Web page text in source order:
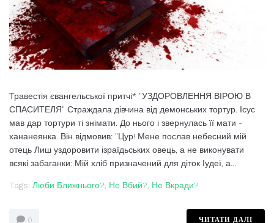
Травестія євангельської притчі* "УЗДОРОВЛЕННЯ ВІРОЮ В
СПАСИТЕЛЯ" Страждала дівчина від демонських тортур. Ісус
мав дар тортури ті знімати. До нього і звернулась її мати -
хананеянка. Він відмовив: "Цур! Мене послав небесний мій
отець Лиш уздоровити ізраїдьських овець, а не виконувати
всякі забаганки: Мій хліб призначений для діток Іудеї, а...
Tags: Люби Ближнього?, Не Вбий?, Не Вкради?
0 ЧИТАТИ ДАЛІ